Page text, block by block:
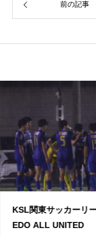
前の記事
KSL関東サッカーリ
EDO ALL UNITED